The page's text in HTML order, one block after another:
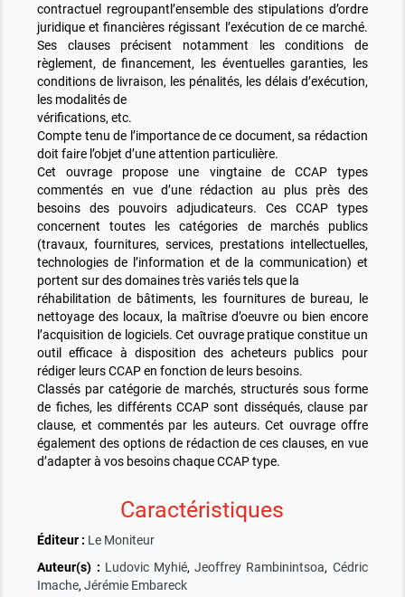
contractuel regroupantl’ensemble des stipulations d’ordre
juridique et financières régissant l’exécution de ce marché.
Ses clauses précisent notamment les conditions de
règlement, de financement, les éventuelles garanties, les
conditions de livraison, les pénalités, les délais d’exécution,
les modalités de
vérifications, etc.
Compte tenu de l’importance de ce document, sa rédaction
doit faire l’objet d’une attention particulière.
Cet ouvrage propose une vingtaine de CCAP types
commentés en vue d’une rédaction au plus près des
besoins des pouvoirs adjudicateurs. Ces CCAP types
concernent toutes les catégories de marchés publics
(travaux, fournitures, services, prestations intellectuelles,
technologies de l’information et de la communication) et
portent sur des domaines très variés tels que la
réhabilitation de bâtiments, les fournitures de bureau, le
nettoyage des locaux, la maîtrise d’oeuvre ou bien encore
l’acquisition de logiciels. Cet ouvrage pratique constitue un
outil efficace à disposition des acheteurs publics pour
rédiger leurs CCAP en fonction de leurs besoins.
Classés par catégorie de marchés, structurés sous forme
de fiches, les différents CCAP sont disséqués, clause par
clause, et commentés par les auteurs. Cet ouvrage offre
également des options de rédaction de ces clauses, en vue
d’adapter à vos besoins chaque CCAP type.
Caractéristiques
Éditeur : Le Moniteur
Auteur(s) : Ludovic Myhié,Jeoffrey Rambinintsoa, Cédric
Imache,Jérémie Embareck